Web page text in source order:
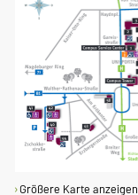
Größere Karte anzeigen